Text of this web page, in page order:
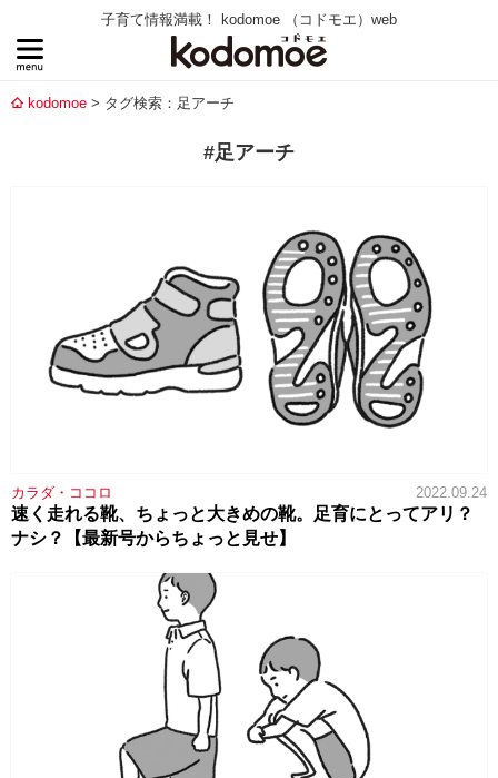
子育て情報満載！ kodomoe （コドモエ）web
kodomoe タグ検索：足アーチ
#足アーチ
カラダ・ココロ 2022.09.24
速く走れる靴、ちょっと大きめの靴。足育にとってアリ？
ナシ？【最新号からちょっと見せ】